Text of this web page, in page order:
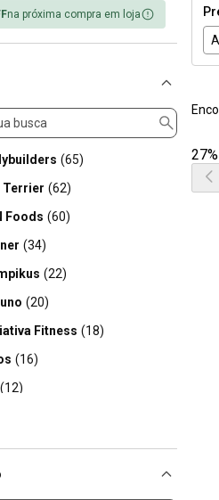
na próxima compra em loja
(65)
Terrier (62)
Foods (60)
(34)
(22)
(20)
Fitness (18)
(16)
(12)